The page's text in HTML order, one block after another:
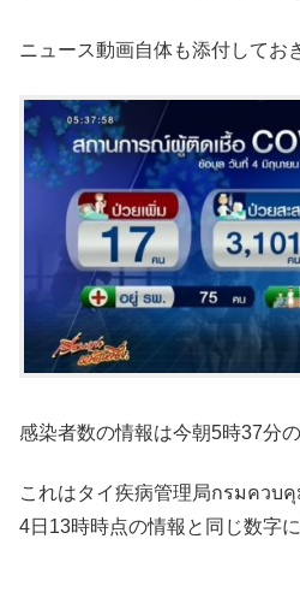
ニュース動画自体も添付してお
感染者数の情報は今朝5時37分
これはタイ疾病管理局กรมควบ
4日13時時点の情報と同じ数字